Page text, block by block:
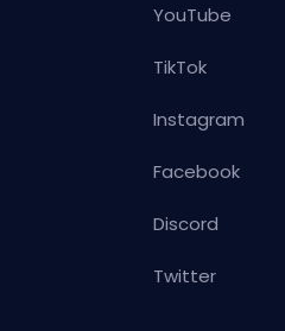
YouTube
TikTok
Instagram
Facebook
Discord
Twitter